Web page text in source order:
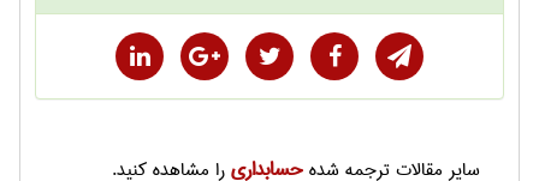
سایرمقالات ترجمه شدهحسابداریرا مشاهده کنید.